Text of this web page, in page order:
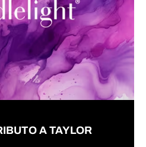
A TAYLOR